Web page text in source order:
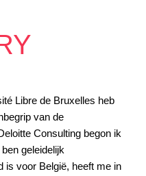
Libre de Bruxelles heb
van de
Consulting begon ik
geleidelijk
is voor België, heeft me in